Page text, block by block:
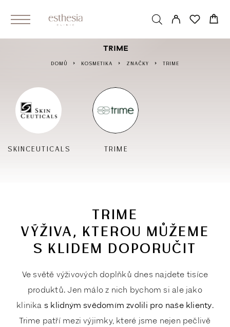
TRIME
DOMŮ KOSMETIKA ZNAČKY TRIME
SKINCEUTICALS TRIME
TRIME
VÝŽIVA, KTEROU MŮŽEME
S KLIDEM DOPORUČIT
Ve světě výživových doplňků dnes najdete tisíce
produktů. Jen málo z nich bychom si ale jako
klinika s klidným svědomím zvolili pro naše klienty.
Trime patří mezi výjimky, které jsme nejen pečlivě